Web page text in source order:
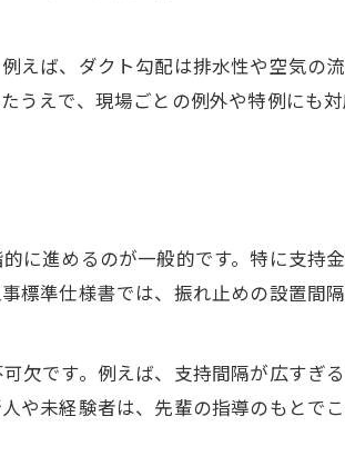
えば、ダクト勾配は排水性や空気の
うえで、現場ごとの例外や特例にも
に進めるのが一般的です。特に支持
標準仕様書では、振れ止めの設置間
欠です。例えば、支持間隔が広すぎ
や未経験者は、先輩の指導のもとで